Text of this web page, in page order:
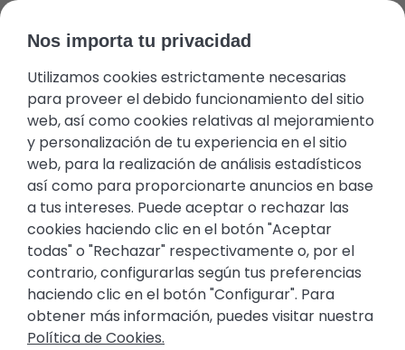
Área del huésped Favoritos
+34 971 645 422
Propietarios
Santanyí, en el sur de
Mallorca
Nos importa tu privacidad
Utilizamos cookies estrictamente necesarias
para proveer el debido funcionamiento del sitio
web, así como cookies relativas al mejoramiento
y personalización de tu experiencia en el sitio
web, para la realización de análisis estadísticos
así como para proporcionarte anuncios en base
a tus intereses. Puede aceptar o rechazar las
cookies haciendo clic en el botón "Aceptar
todas" o "Rechazar" respectivamente o, por el
contrario, configurarlas según tus preferencias
haciendo clic en el botón "Configurar". Para
obtener más información, puedes visitar nuestra
Política de Cookies.